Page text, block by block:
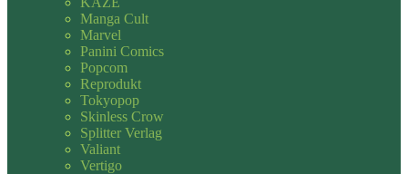
Manga Cult
Marvel
Panini Comics
Popcom
Reprodukt
Tokyopop
Skinless Crow
Splitter Verlag
Valiant
Vertigo